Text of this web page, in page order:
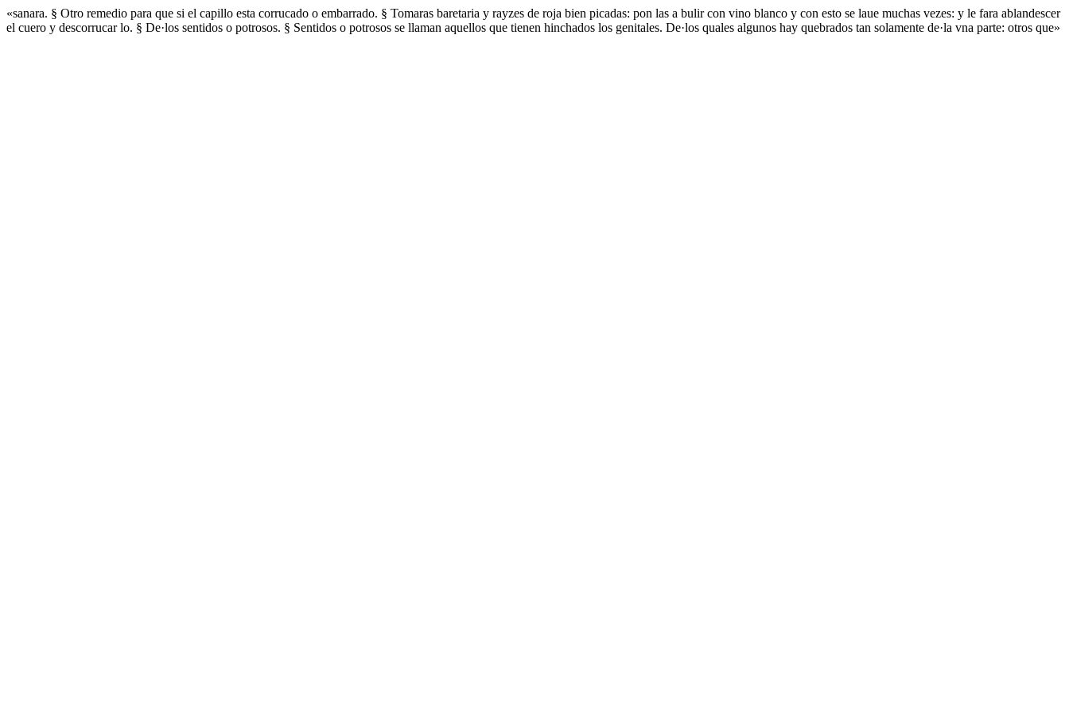
«sanara. § Otro remedio para que si el capillo esta corrucado o embarrado. § Tomaras baretaria y rayzes de roja bien picadas: pon las a bulir con vino blanco y con esto se laue muchas vezes: y le fara ablandescer
el cuero y descorrucar lo. § De·los sentidos o potrosos. § Sentidos o potrosos se llaman aquellos que tienen hinchados los genitales. De·los quales algunos hay quebrados tan solamente de·la vna parte: otros que»